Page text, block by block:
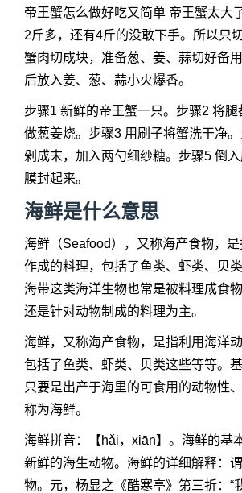
帝王蟹怎么做好吃又简单 帝王蟹太大
2斤多，还有4斤的没敢下手。所以只
蟹肉切成块，准备葱、姜、蒜切好备
后放入姜、葱、蒜小火爆香。
步骤1 新鲜的帝王蟹一只。步骤2 将腿
做葱姜烧。步骤3 用刷子将蟹洗干净
剁成末，加入两勺细纱糖。步骤5 倒
膜封起来。
海鲜是什么意思
海鲜（Seafood），又称海产食物，
作成的料理，包括了鱼类、虾类、贝
海带这类海洋生物也常是被料理成食
还是针对动物制成的料理为主。
海鲜，又称海产食物，是指利用海洋
包括了鱼类、虾类、贝类这些等等。
只要是出产于海里的可食用的动物性
称为海鲜。
海鲜拼音：【hǎi，xiān】。海鲜的基
新鲜的海生动物。海鲜的详细解释：
物。元，杨显之《酷寒亭》第三折：“